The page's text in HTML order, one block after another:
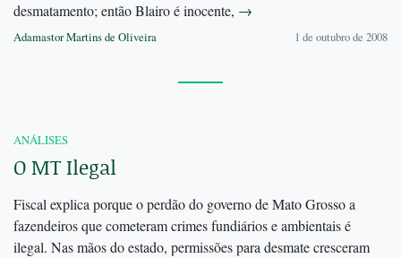
desmatamento; então Blairo é inocente, →
Adamastor Martins de Oliveira 1 de outubro de 2008
ANÁLISES
O MT Ilegal
Fiscal explica porque o perdão do governo de Mato Grosso a
fazendeiros que cometeram crimes fundiários e ambientais é
ilegal. Nas mãos do estado, permissões para desmate cresceram